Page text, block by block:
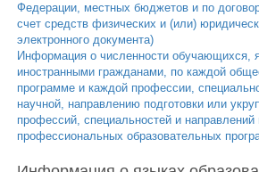
Федерации, местных бюджетов и по
счет средств физических и (или)
электронного документа)
Информация о численности обучающихся,
иностранными гражданами, по каждой
программе и каждой профессии,
научной, направлению подготовки или
профессий, специальностей и направлений
профессиональных образовательных